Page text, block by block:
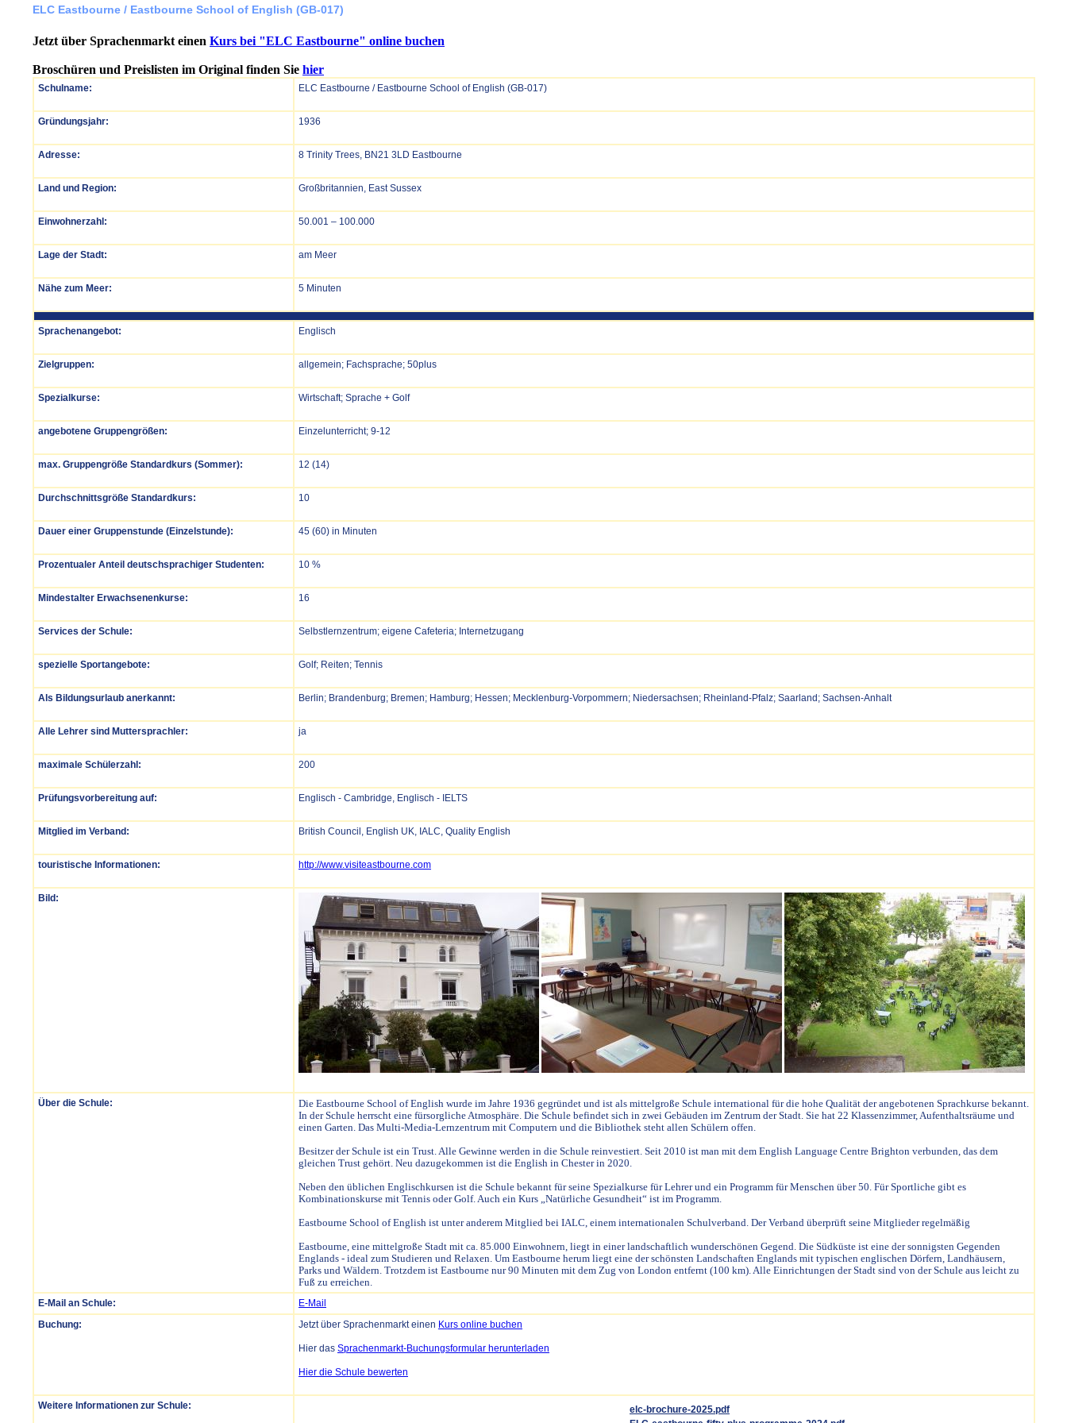
ELC Eastbourne / Eastbourne School of English (GB-017)
Jetzt über Sprachenmarkt einen Kurs bei "ELC Eastbourne" online buchen
Broschüren und Preislisten im Original finden Sie hier
Schulname: ELC Eastbourne / Eastbourne School of English (GB-017)
Gründungsjahr: 1936
Adresse: 8 Trinity Trees, BN21 3LD Eastbourne
Land und Region: Großbritannien, East Sussex
Einwohnerzahl: 50.001 – 100.000
Lage der Stadt: am Meer
Nähe zum Meer: 5 Minuten
Sprachenangebot: Englisch
Zielgruppen: allgemein; Fachsprache; 50plus
Spezialkurse: Wirtschaft; Sprache + Golf
angebotene Gruppengrößen: Einzelunterricht; 9-12
max. Gruppengröße Standardkurs (Sommer): 12 (14)
Durchschnittsgröße Standardkurs: 10
Dauer einer Gruppenstunde (Einzelstunde): 45 (60) in Minuten
Prozentualer Anteil deutschsprachiger Studenten: 10 %
Mindestalter Erwachsenenkurse: 16
Services der Schule: Selbstlernzentrum; eigene Cafeteria; Internetzugang
spezielle Sportangebote: Golf; Reiten; Tennis
Als Bildungsurlaub anerkannt: Berlin; Brandenburg; Bremen; Hamburg; Hessen; Mecklenburg-Vorpommern; Niedersachsen; Rheinland-Pfalz; Saarland; Sachsen-Anhalt
Alle Lehrer sind Muttersprachler: ja
maximale Schülerzahl: 200
Prüfungsvorbereitung auf: Englisch - Cambridge, Englisch - IELTS
Mitglied im Verband: British Council, English UK, IALC, Quality English
touristische Informationen: http://www.visiteastbourne.com
Bild:
Über die Schule:
Die Eastbourne School of English wurde im Jahre 1936 gegründet und ist als mittelgroße Schule international für die hohe Qualität der angebotenen Sprachkurse bekannt.
In der Schule herrscht eine fürsorgliche Atmosphäre. Die Schule befindet sich in zwei Gebäuden im Zentrum der Stadt. Sie hat 22 Klassenzimmer, Aufenthaltsräume und
einen Garten. Das Multi-Media-Lernzentrum mit Computern und die Bibliothek steht allen Schülern offen.
Besitzer der Schule ist ein Trust. Alle Gewinne werden in die Schule reinvestiert. Seit 2010 ist man mit dem English Language Centre Brighton verbunden, das dem
gleichen Trust gehört. Neu dazugekommen ist die English in Chester in 2020.
Neben den üblichen Englischkursen ist die Schule bekannt für seine Spezialkurse für Lehrer und ein Programm für Menschen über 50. Für Sportliche gibt es
Kombinationskurse mit Tennis oder Golf. Auch ein Kurs „Natürliche Gesundheit“ ist im Programm.
Eastbourne School of English ist unter anderem Mitglied bei IALC, einem internationalen Schulverband. Der Verband überprüft seine Mitglieder regelmäßig
Eastbourne, eine mittelgroße Stadt mit ca. 85.000 Einwohnern, liegt in einer landschaftlich wunderschönen Gegend. Die Südküste ist eine der sonnigsten Gegenden
Englands - ideal zum Studieren und Relaxen. Um Eastbourne herum liegt eine der schönsten Landschaften Englands mit typischen englischen Dörfern, Landhäusern,
Parks und Wäldern. Trotzdem ist Eastbourne nur 90 Minuten mit dem Zug von London entfernt (100 km). Alle Einrichtungen der Stadt sind von der Schule aus leicht zu
Fuß zu erreichen.
E-Mail an Schule:
E-Mail
Buchung:
Jetzt über Sprachenmarkt einen Kurs online buchen
Hier das Sprachenmarkt-Buchungsformular herunterladen
Hier die Schule bewerten
Weitere Informationen zur Schule:
elc-brochure-2025.pdf